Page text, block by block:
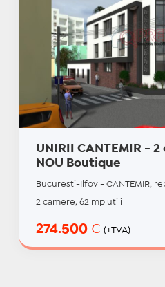
UNIRII CANTEMIR -
NOU Boutique
Bucuresti-Ilfov - CANTEMIR,
2 camere, 62 mp utili
274.500 € (+TVA)